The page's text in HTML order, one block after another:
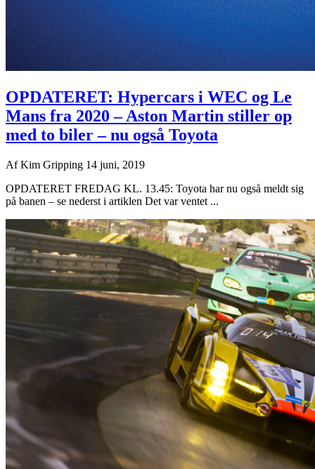
OPDATERET: Hypercars i WEC og Le
Mans fra 2020 – Aston Martin stiller op
med to biler – nu også Toyota
AfKim Gripping 14 juni, 2019
OPDATERET FREDAG KL. 13.45: Toyota har nu også meldt sig
på banen – se nederst i artiklen Det var ventet ...